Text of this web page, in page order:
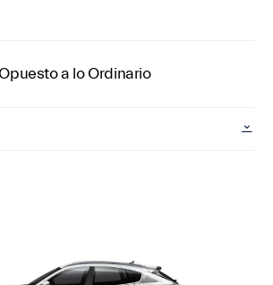
a lo Ordinario